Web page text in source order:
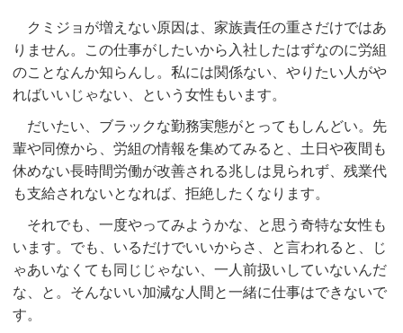
クミジョが増えない原因は、家族責任の重さだけではあ
りません。この仕事がしたいから入社したはずなのに労組
のことなんか知らんし。私には関係ない、やりたい人がや
ればいいじゃない、という女性もいます。
だいたい、ブラックな勤務実態がとってもしんどい。先
輩や同僚から、労組の情報を集めてみると、土日や夜間も
休めない長時間労働が改善される兆しは見られず、残業代
も支給されないとなれば、拒絶したくなります。
それでも、一度やってみようかな、と思う奇特な女性も
います。でも、いるだけでいいからさ、と言われると、じ
ゃあいなくても同じじゃない、一人前扱いしていないんだ
な、と。そんないい加減な人間と一緒に仕事はできないで
す。